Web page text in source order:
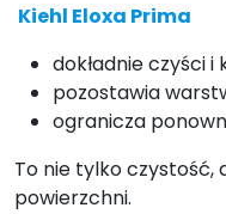
Kiehl Eloxa Prima
dokładnie czyści i
pozostawia
ogranicza
To nie tylko czystość,
powierzchni.